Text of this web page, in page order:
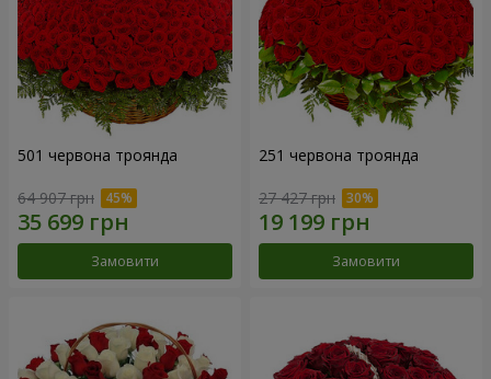
501 червона троянда
64 907 грн
Замовити
251 червона троянда
27 427 грн
Замовити